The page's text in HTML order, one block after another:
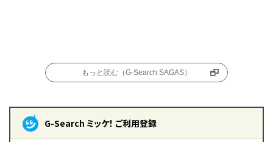
もっと読む（G-Search SAGAS）
G-Search ミッケ！ ご利用登録